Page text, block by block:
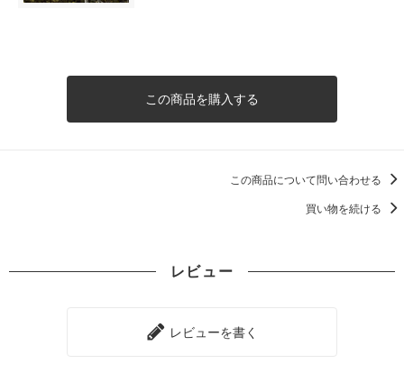
この商品を購入する
この商品について問い合わせる
買い物を続ける
レビュー
レビューを書く